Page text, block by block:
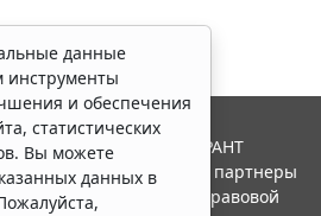
данные
инструменты
и обеспечения
статистических
Вы можете
данных в
2026. Система ГАРАНТ
Компания "Гарант" и ее партнеры
ассоциации правовой